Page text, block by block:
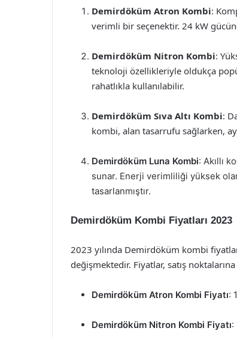
Demirdöküm Atron Kombi:
verimli bir seçenektir. 24 kW
Demirdöküm Nitron Kombi:
teknoloji özellikleriyle oldukça
rahatlıkla kullanılabilir.
Demirdöküm Sıva Altı Kombi:
kombi, alan tasarrufu sağlarken,
Demirdöküm Luna Kombi: Akıllı
sunar. Enerji verimliliği yüksek
tasarlanmıştır.
Demirdöküm Kombi Fiyatları 2023
2023 yılında Demirdöküm kombi
değişmektedir. Fiyatlar, satış
Demirdöküm Atron Kombi Fiyatı:
Demirdöküm Nitron Kombi Fiyatı: